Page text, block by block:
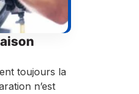
toujours la
n’est